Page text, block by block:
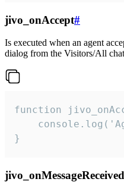
jivo_onAccept#
Is executed when an agent
dialog from the Visitors/All
function
}
jivo_onMessageReceived